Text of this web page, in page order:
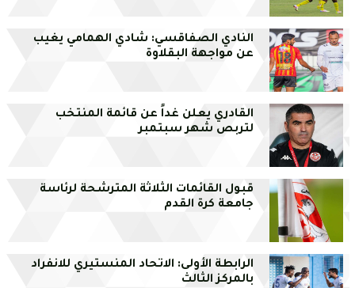
النادي الصفاقسي: شادي الهمامي يغيب
عن مواجهة البقلاوة
القادري يعلن غداً عن قائمة المنتخب
لتربص شهر سبتمبر
قبول القائمات الثلاثة المترشحة لرئاسة
جامعة كرة القدم
الرابطة الأولى: الاتحاد المنستيري للانفراد
بالمركز الثالث